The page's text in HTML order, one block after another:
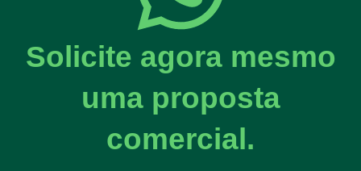
Solicite agora mesmo
uma proposta
comercial.